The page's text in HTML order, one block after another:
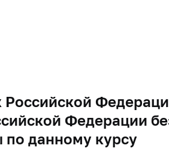
Российской
Федерации
по данному курсу